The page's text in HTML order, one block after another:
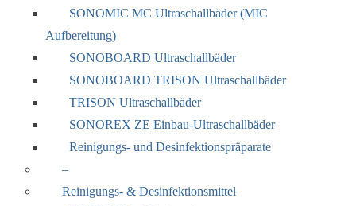
SONOMIC MC Ultraschallbäder (MIC
Aufbereitung)
SONOBOARD Ultraschallbäder
SONOBOARD TRISON Ultraschallbäder
TRISON Ultraschallbäder
SONOREX ZE Einbau-Ultraschallbäder
Reinigungs- und Desinfektionspräparate
–
Reinigungs- & Desinfektionsmittel